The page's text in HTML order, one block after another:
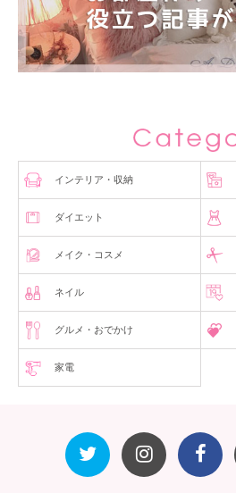
インテリア・収納
ダイエット
メイク・コスメ
ネイル
グルメ・おでかけ
家電